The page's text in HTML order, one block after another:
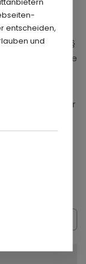
entscheiden,
und
gesetzlich im §
Hier ist die
und
setzt der
im